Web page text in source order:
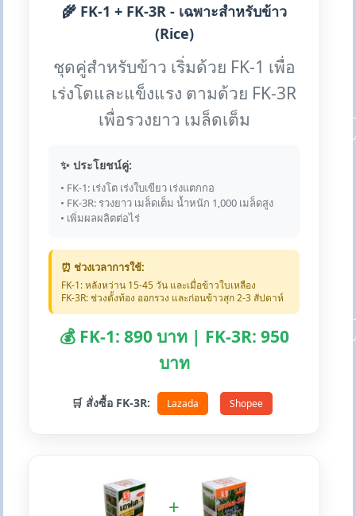
🌾 FK-1 + FK-3R - เฉพาะสำหรับข้าว
(Rice)
ชุดคู่สำหรับข้าว เริ่มด้วย FK-1 เพื่อ
เร่งโตและแข็งแรง ตามด้วย FK-3R
เพื่อรวงยาว เมล็ดเต็ม
✨ ประโยชน์คู่:
• FK-1: เร่งโต เร่งใบเขียว เร่งแตกกอ
• FK-3R: รวงยาว เมล็ดเต็ม น้ำหนัก 1,000 เมล็ดสูง
• เพิ่มผลผลิตต่อไร่
⏰ ช่วงเวลาการใช้:
FK-1: หลังหว่าน 15-45 วัน และเมื่อข้าวใบเหลือง
FK-3R: ช่วงตั้งท้อง ออกรวง และก่อนข้าวสุก 2-3 สัปดาห์
💰 FK-1: 890 บาท | FK-3R: 950
บาท
🛒 สั่งซื้อ FK-3R: Lazada Shopee
+